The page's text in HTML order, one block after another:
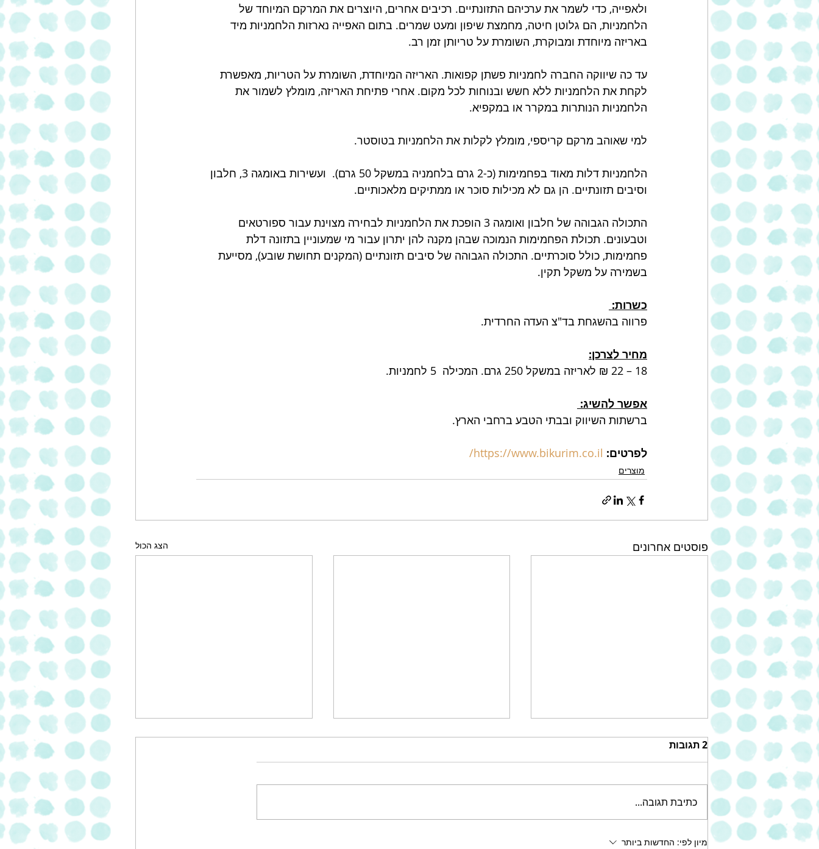
ולאפייה, כדי לשמר את ערכיהם התזונתיים. רכיבים אחרים, היוצרים את המרקם המיוחד של
הלחמניות, הם גלוטן חיטה, מחמצת שיפון ומעט שמרים. בתום האפייה נארזות הלחמניות מיד
באריזה מיוחדת ומבוקרת, השומרת על טריותן זמן רב.
עד כה שיווקה החברה לחמניות פשתן קפואות. האריזה המיוחדת, השומרת על הטריות, מאפשרת
לקחת את הלחמניות ללא חשש ובנוחות לכל מקום. אחרי פתיחת האריזה, מומלץ לשמור את
הלחמניות הנותרות במקרר או במקפיא.
למי שאוהב מרקם קריספי, מומלץ לקלות את הלחמניות בטוסטר.
הלחמניות דלות מאוד בפחמימות (כ-2 גרם בלחמניה במשקל 50 גרם).  ועשירות באומגה 3, חלבון
וסיבים תזונתיים. הן גם לא מכילות סוכר או ממתיקים מלאכותיים.
התכולה הגבוהה של חלבון ואומגה 3 הופכת את הלחמניות לבחירה מצוינת עבור ספורטאים
וטבעונים. תכולת הפחמימות הנמוכה שבהן מקנה להן יתרון עבור מי שמעוניין בתזונה דלת
פחמימות, כולל סוכרתיים. התכולה הגבוהה של סיבים תזונתיים (המקנים תחושת שובע), מסייעת
בשמירה על משקל תקין.
כשרות:
פרווה בהשגחת בד"צ העדה החרדית.
מחיר לצרכן:
18 – 22 ₪ לאריזה במשקל 250 גרם. המכילה  5 לחמניות.
אפשר להשיג:
ברשתות השיווק ובבתי הטבע ברחבי הארץ.
לפרטים: https://www.bikurim.co.il/
מוצרים
פוסטים אחרונים הצג הכול
עוגת שוקולד צ'יפס עשירה של
2 תגובות
כתיבת תגובה...
מיון לפי: החדשות ביותר